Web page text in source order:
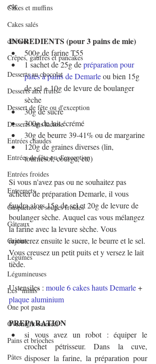
Cakes et muffins
Cakes salés
céréales
Crêpes, gaufres et pancakes
Desserts au chocolat
Desserts aux fruits
Dessert de fête ou d'exception
Desserts sans lactose
Entrées chaudes
Entrées de fête ou d'exception
Entrées froides
Entremets
Gaspachos et soupes froides
Gâteaux
Gratins
Légumes
Légumineuses
Les "minis"
One pot pasta
Overnight oatmeal
Pains et brioches
Pâtes
etc.
INGREDIENTS (pour 3 pains de mie)
500g de farine T55
1 sachet de 25g de préparation pour
pâtes à pains de Demarle ou bien 15g
de sel + 10g de levure de boulanger
sèche
30g de sucre
300g de lait écrémé
30g de beurre 39-41% ou de margarine
120g de graines diverses (lin,
tournesol, courge, etc)
Si vous n'avez pas ou ne souhaitez pas
acheter de préparation Demarle, il vous
faudra alors 15g de sel et 20g de levure de
boulanger sèche. Auquel cas vous mélangez
la farine avec la levure sèche. Vous
rajouterez ensuite le sucre, le beurre et le sel.
Vous creusez un petit puits et y versez le lait
tiède.
Ustensiles : moule 6 cakes hauts Demarle +
plaque aluminium
PREPARATION
si vous avez un robot : équiper le
crochet pétrisseur. Dans la cuve,
disposer la farine, la préparation pour